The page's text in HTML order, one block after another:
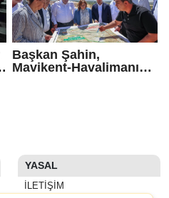
Başkan Şahin,
Mavikent-Havalimanı
YASAL
İLETIŞIM